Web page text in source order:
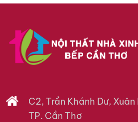
C2, Trần Khánh Dư,
TP. Cần Thơ